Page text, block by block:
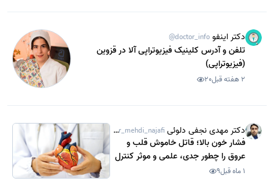
دکتر اینفو @doctor_info
تلفن و آدرس کلینیک فیزیوتراپی آلا در قزوین
(فیزیوتراپی)
2 هفته قبل 20
دکتر مهدی نجفی دلوئی @dr_mehdi_najafi
فشار خون بالا؛ قاتل خاموش قلب و
عروق را چطور جدی، علمی و موثر کنترل
کنیم؟1 ماه قبل 9